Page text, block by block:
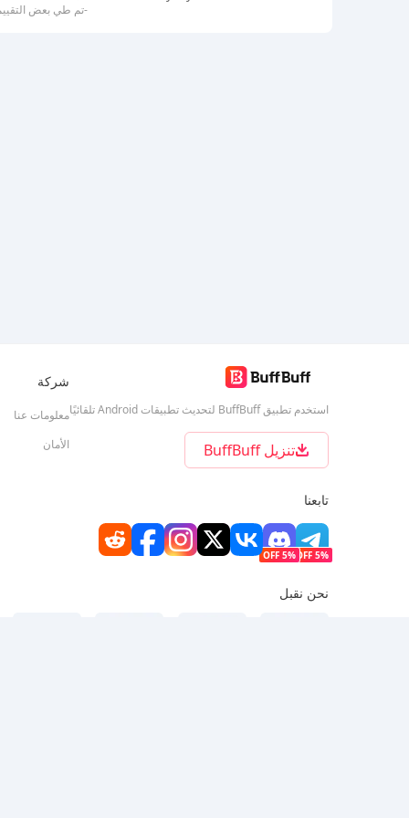
-تم طي بعض
استخدم تطبيق BuffBuff لتحديث تطبيقات Android تلقائيًا
تنزيل BuffBuff
تابعنا
5% OFF
5% OFF
شركة
معلومات عنا
الأمان
نحن نقبل